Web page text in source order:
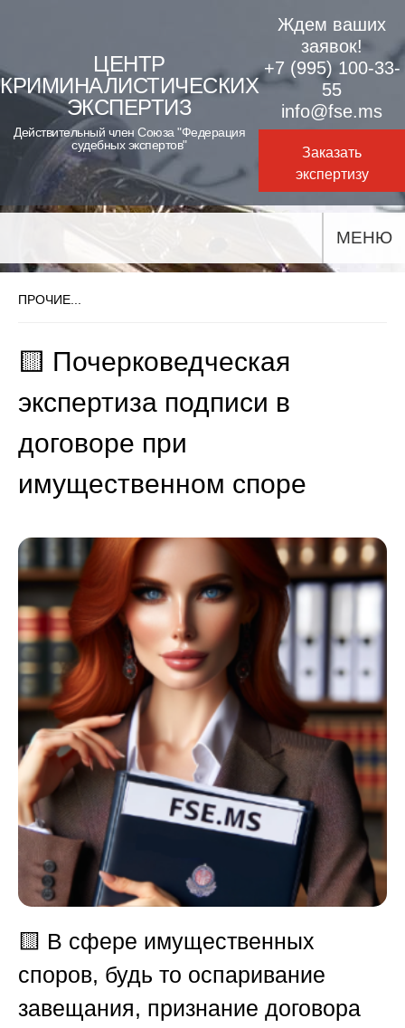
content
ЦЕНТР
КРИМИНАЛИСТИЧЕСКИХ
ЭКСПЕРТИЗ
Действительный член Союза "Федерация
судебных экспертов"
Ждем ваших
заявок!
+7 (995) 100-33-
55
info@fse.ms
Заказать
экспертизу
МЕНЮ
ПРОЧИЕ...
🟨 Почерковедческая
экспертиза подписи в
договоре при
имущественном споре
🟨 В сфере имущественных
споров, будь то оспаривание
завещания, признание договора